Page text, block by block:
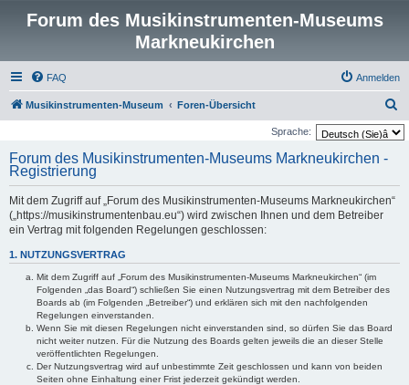
Forum des Musikinstrumenten-Museums
Markneukirchen
FAQ Anmelden
Musikinstrumenten-Museum Foren-Übersicht
u
Sprache:
Forum des Musikinstrumenten-Museums Markneukirchen -
Registrierung
Mit dem Zugriff auf „Forum des Musikinstrumenten-Museums Markneukirchen“
(„https://musikinstrumentenbau.eu“) wird zwischen Ihnen und dem Betreiber
ein Vertrag mit folgenden Regelungen geschlossen:
1. NUTZUNGSVERTRAG
Mit dem Zugriff auf „Forum des Musikinstrumenten-Museums Markneukirchen“ (im
Folgenden „das Board“) schließen Sie einen Nutzungsvertrag mit dem Betreiber des
Boards ab (im Folgenden „Betreiber“) und erklären sich mit den nachfolgenden
Regelungen einverstanden.
Wenn Sie mit diesen Regelungen nicht einverstanden sind, so dürfen Sie das Board
nicht weiter nutzen. Für die Nutzung des Boards gelten jeweils die an dieser Stelle
veröffentlichten Regelungen.
Der Nutzungsvertrag wird auf unbestimmte Zeit geschlossen und kann von beiden
Seiten ohne Einhaltung einer Frist jederzeit gekündigt werden.